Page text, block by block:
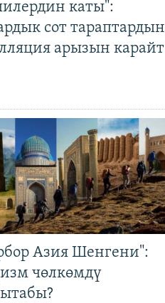
каты":
сот тараптардын
арызын карайт
Азия Шенгени":
чөлкөмдү